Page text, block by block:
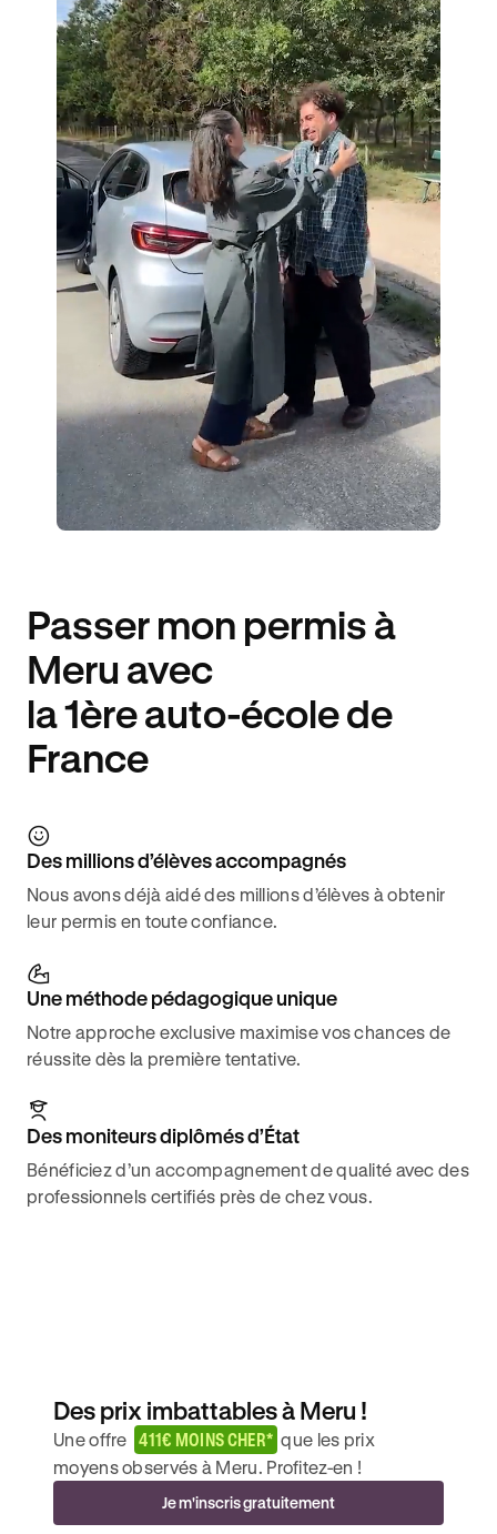
Passer mon permis à
Meru avec
la 1ère auto-école de
France
Des millions d’élèves accompagnés
Nous avons déjà aidé des millions d’élèves à obtenir
leur permis en toute confiance.
Une méthode pédagogique unique
Notre approche exclusive maximise vos chances de
réussite dès la première tentative.
Des moniteurs diplômés d’État
Bénéficiez d’un accompagnement de qualité avec des
professionnels certifiés près de chez vous.
Des prix imbattables à Meru !
Une offre 411€ MOINS CHER* que les prix
moyens observés à Meru. Profitez-en !
Je m'inscris gratuitement